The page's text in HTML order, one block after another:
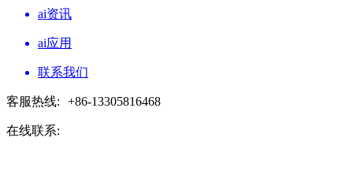
ai资讯
ai应用
联系我们
客服热线: +86-13305816468
在线联系: